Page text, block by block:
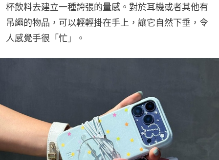
杯飲料去建立一種誇張的量感。對於耳機或者其他有
吊繩的物品，可以輕輕掛在手上，讓它自然下垂，令
人感覺手很「忙」。